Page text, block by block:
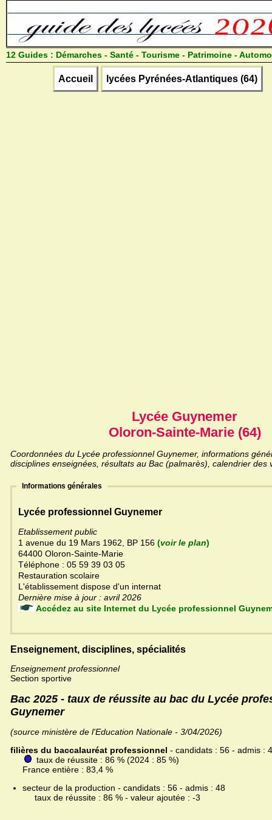
12 Guides : Démarches - Santé - Tourisme - Patrimoine -
Accueil lycées Pyrénées-Atlantiques (64)
Lycée Guynemer
Oloron-Sainte-Marie (64)
Coordonnées du Lycée professionnel Guynemer, informations
disciplines enseignées, résultats au Bac (palmarès), calendrier des
Informations générales
Lycée professionnel Guynemer
Etablissement public
1 avenue du 19 Mars 1962, BP 156 (voir le plan)
64400 Oloron-Sainte-Marie
Téléphone : 05 59 39 03 05
Restauration scolaire
L'établissement dispose d'un internat
Dernière mise à jour : avril 2026
Accédez au site Internet du Lycée professionnel
Enseignement, disciplines, spécialités
Enseignement professionnel
Section sportive
Bac 2025 - taux de réussite au bac du Lycée
Guynemer
(source ministère de l'Education Nationale - 3/04/2026)
filières du baccalauréat professionnel - candidats : 56 - admis :
taux de réussite : 86 % (2024 : 85 %)
France entière : 83,4 %
secteur de la production - candidats : 56 - admis : 48
taux de réussite : 86 % - valeur ajoutée : -3